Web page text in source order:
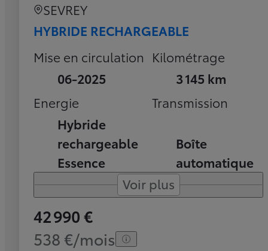
SEVREY
HYBRIDE RECHARGEABLE
Mise en circulation
06-2025
Kilométrage
3 145 km
Energie
Hybride
rechargeable
Essence
Transmission
Boîte
automatique
Voir plus
42 990 €
538 €/mois